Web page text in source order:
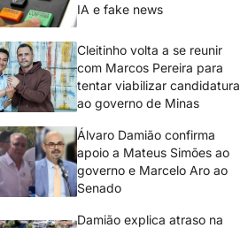
IA e fake news
Cleitinho volta a se reunir
com Marcos Pereira para
tentar viabilizar candidatura
ao governo de Minas
Álvaro Damião confirma
apoio a Mateus Simões ao
governo e Marcelo Aro ao
Senado
Damião explica atraso na